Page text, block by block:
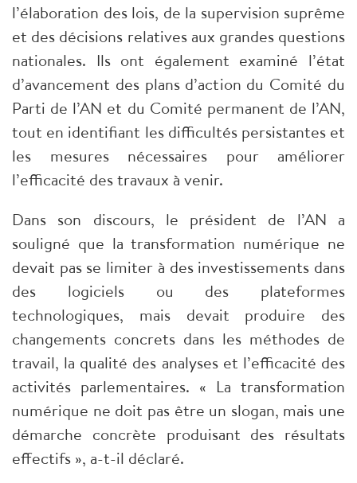
l’élaboration des lois, de la supervision suprême
et des décisions relatives aux grandes questions
nationales. Ils ont également examiné l’état
d’avancement des plans d’action du Comité du
Parti de l’AN et du Comité permanent de l’AN,
tout en identifiant les difficultés persistantes et
les mesures nécessaires pour améliorer
l’efficacité des travaux à venir.
Dans son discours, le président de l’AN a
souligné que la transformation numérique ne
devait pas se limiter à des investissements dans
des logiciels ou des plateformes
technologiques, mais devait produire des
changements concrets dans les méthodes de
travail, la qualité des analyses et l’efficacité des
activités parlementaires. « La transformation
numérique ne doit pas être un slogan, mais une
démarche concrète produisant des résultats
effectifs », a-t-il déclaré.